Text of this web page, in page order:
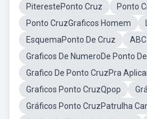
PiterestePonto Cruz
Ponto
Ponto CruzGraficos Homem
EsquemaPonto De Cruz
Graficos De NumeroDe Ponto
Grafico De Ponto CruzPra
Graficos Ponto CruzQpop
Gráficos Ponto CruzPatrulha